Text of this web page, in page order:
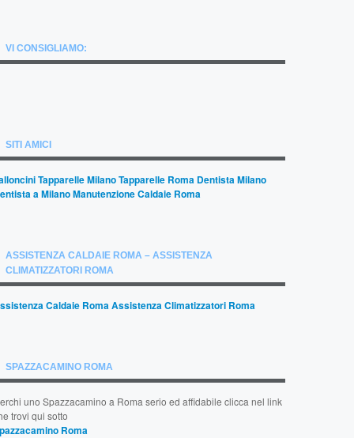
VI CONSIGLIAMO:
SITI AMICI
Tapparelle MilanoTapparelle Roma Dentista Milano
a MilanoManutenzione Caldaie Roma
ASSISTENZA CALDAIE ROMA – ASSISTENZA
CLIMATIZZATORI ROMA
Caldaie RomaAssistenza Climatizzatori Roma
SPAZZACAMINO ROMA
uno Spazzacamino a Roma serio ed affidabile clicca nel link
trovi qui sotto
Roma